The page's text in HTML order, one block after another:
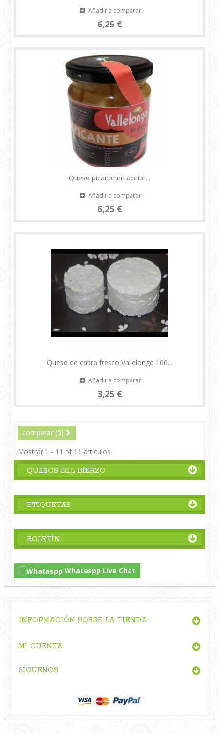
Añadir a comparar
6,25 €
Queso picante en aceite...
Añadir a comparar
6,25 €
Queso de cabra fresco Vallelongo 100...
Añadir a comparar
3,25 €
comparar (0)
Mostrar 1 - 11 of 11 artículos
QUESOS DEL BIERZO
ETIQUETAS
BOLETÍN
Whataspp Live Chat
INFORMACIÓN SOBRE LA TIENDA
MI CUENTA
SÍGUENOS